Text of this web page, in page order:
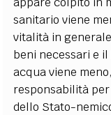
sanitario viene
vitalità in
beni necessari e
acqua viene
responsabilità
dello Stato-